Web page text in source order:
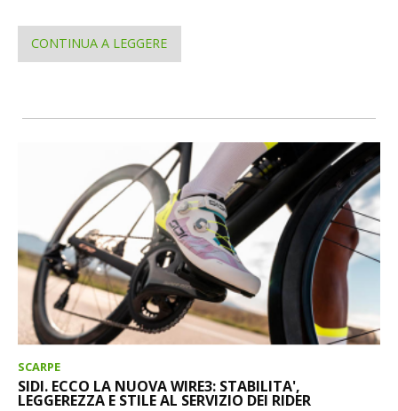
CONTINUA A LEGGERE
SCARPE
SIDI. ECCO LA NUOVA WIRE3: STABILITA',
LEGGEREZZA E STILE AL SERVIZIO DEI RIDER